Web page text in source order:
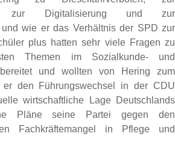
zur Digitalisierung und zur
und wie er das Verhältnis der SPD zur
plus hatten sehr viele Fragen zu
Themen im Sozialkunde- und
und wollten von Hering zum
den Führungswechsel in der CDU
wirtschaftliche Lage Deutschlands
Pläne seine Partei gegen den
Fachkräftemangel in Pflege und